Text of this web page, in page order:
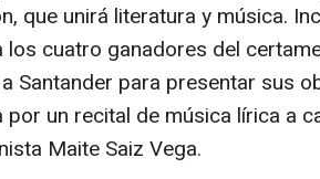
que unirá literatura y música.
los cuatro ganadores del
Santander para presentar sus
por un recital de música lírica a
Maite Saiz Vega.